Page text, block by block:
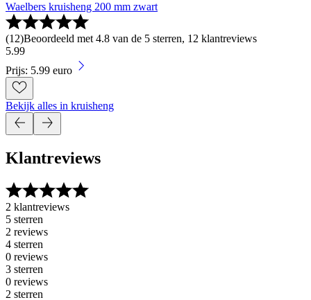
Waelbers kruisheng 200 mm zwart
(12)Beoordeeld met 4.8 van de 5 sterren, 12 klantreviews
5.99
Prijs: 5.99 euro
Bekijk alles in kruisheng
Klantreviews
2 klantreviews
5 sterren
2 reviews
4 sterren
0 reviews
3 sterren
0 reviews
2 sterren